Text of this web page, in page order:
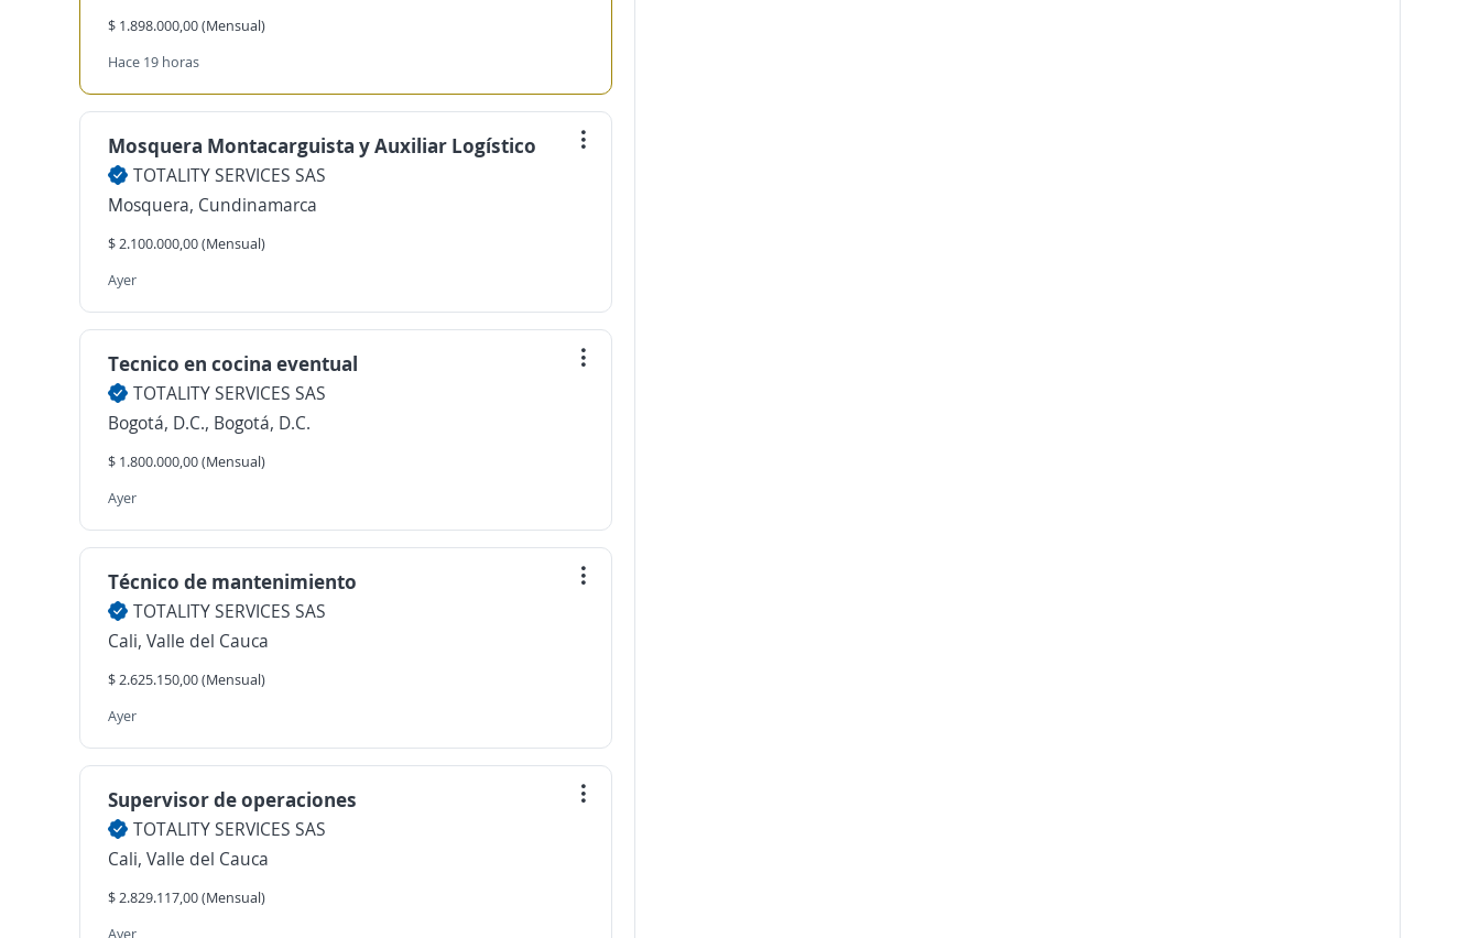
$ 1.898.000,00 (Mensual)
Hace 19 horas
Mosquera Montacarguista y Auxiliar Logístico
TOTALITY SERVICES SAS
Mosquera, Cundinamarca
$ 2.100.000,00 (Mensual)
Ayer
Tecnico en cocina eventual
TOTALITY SERVICES SAS
Bogotá, D.C., Bogotá, D.C.
$ 1.800.000,00 (Mensual)
Ayer
Técnico de mantenimiento
TOTALITY SERVICES SAS
Cali, Valle del Cauca
$ 2.625.150,00 (Mensual)
Ayer
Supervisor de operaciones
TOTALITY SERVICES SAS
Cali, Valle del Cauca
$ 2.829.117,00 (Mensual)
Ayer